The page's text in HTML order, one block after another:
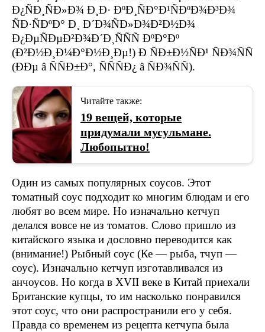
Читайте также:
19 вещей, которые
придумали мусульмане.
Любопытно!
Один из самых популярных соусов. Этот
томатный соус подходит ко многим блюдам и его
любят во всем мире. Но изначально кетчуп
делался вовсе не из томатов. Слово пришло из
китайского языка и дословно переводится как
(внимание!) Рыбный соус (Ке — рыба, тчуп —
соус). Изначально кетчуп изготавливался из
анчоусов. Но когда в XVII веке в Китай приехали
Британские купцы, то им насколько понравился
этот соус, что они распространили его у себя.
Правда со временем из рецепта кетчупа была